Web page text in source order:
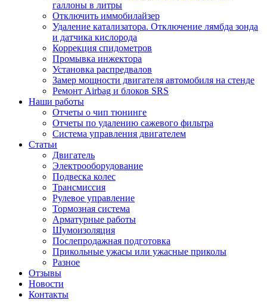
галлоны в литры
Отключить иммобилайзер
Удаление катализатора. Отключение лямбда зонда
и датчика кислорода
Коррекция спидометров
Промывка инжектора
Установка распредвалов
Замер мощности двигателя автомобиля на стенде
Ремонт Airbag и блоков SRS
Наши работы
Отчеты о чип тюнинге
Отчеты по удалению сажевого фильтра
Система управления двигателем
Статьи
Двигатель
Электрооборудование
Подвеска колес
Трансмиссия
Рулевое управление
Тормозная система
Арматурные работы
Шумоизоляция
Послепродажная подготовка
Прикольные ужасы или ужасные приколы
Разное
Отзывы
Новости
Контакты